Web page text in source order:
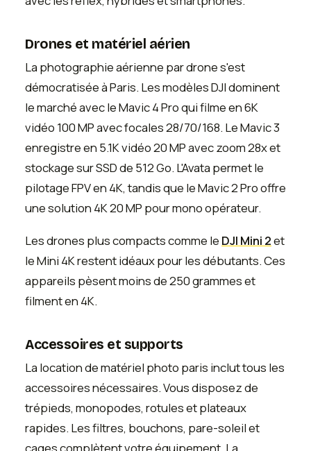
Drones et matériel aérien
La photographie aérienne par drone s'est
démocratisée à Paris. Les modèles DJI dominent
le marché avec le Mavic 4 Pro qui filme en 6K
vidéo 100 MP avec focales 28/70/168. Le Mavic 3
enregistre en 5.1K vidéo 20 MP avec zoom 28x et
stockage sur SSD de 512 Go. L'Avata permet le
pilotage FPV en 4K, tandis que le Mavic 2 Pro offre
une solution 4K 20 MP pour mono opérateur.
Les drones plus compacts comme le DJI Mini 2et
le Mini 4K restent idéaux pour les débutants. Ces
appareils pèsent moins de 250 grammes et
filment en 4K.
Accessoires et supports
La location de matériel photo paris inclut tous les
accessoires nécessaires. Vous disposez de
trépieds, monopodes, rotules et plateaux
rapides. Les filtres, bouchons, pare-soleil et